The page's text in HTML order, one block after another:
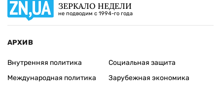
ЗЕРКАЛО НЕДЕЛИ
не подводим с 1994-го года
АРХИВ
Внутренняя политика
Международная политика
Социальная защита
Зарубежная экономика